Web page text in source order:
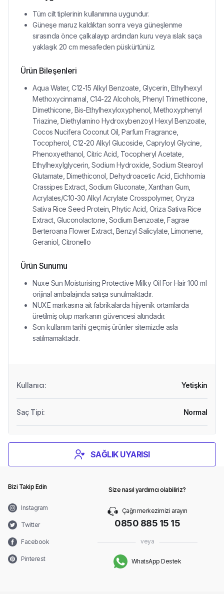
Tüm cilt tiplerinin kullanımına uygundur.
Güneşe maruz kaldıktan sonra veya güneşlenme
sırasında önce çalkalayıp ardından kuru veya ıslak saça
yaklaşık 20 cm mesafeden püskürtünüz.
Ürün Bileşenleri
Aqua Water, C12-15 Alkyl Benzoate, Glycerin, Ethylhexyl
Methoxycinnamal, C14-22 Alcohols, Phenyl Trimethicone,
Dimethicone, Bis-Ethylhexyloxyphenol, Methoxyphenyl
Triazine, Diethylamino Hydroxybenzoyl Hexyl Benzoate,
Cocos Nucifera Coconut Oil, Parfum Fragrance,
Tocopherol, C12-20 Alkyl Glucoside, Capryloyl Glycine,
Phenoxyethanol, Citric Acid, Tocopheryl Acetate,
Ethylhexylglycerin, Sodium Hydroxide, Sodium Stearoyl
Glutamate, Dimethiconol, Dehydroacetic Acid, Eichhornia
Crassipes Extract, Sodium Gluconate, Xanthan Gum,
Acrylates/C10-30 Alkyl Acrylate Crosspolymer, Oryza
Sativa Rice Seed Protein, Phytic Acid, Oriza Sativa Rice
Extract, Gluconolactone, Sodium Benzoate, Fagrae
Berteroana Flower Extract, Benzyl Salicylate, Limonene,
Geraniol, Citronello
Ürün Sunumu
Nuxe Sun Moisturising Protective Milky Oil For Hair 100 ml
orijinal ambalajında satışa sunulmaktadır.
NUXE markasına ait fabrikalarda hijyenik ortamlarda
üretilmiş olup markanın güvencesi altındadır.
Son kullanım tarihi geçmiş ürünler sitemizde asla
satılmamaktadır.
Kullanıcı: Yetişkin
Saç Tipi: Normal
SAĞLIK UYARISI
Bizi Takip Edin
Instagram
Twitter
Facebook
Pinterest
Size nasıl yardımcı olabiliriz?
Çağrı merkezimizi arayın
0850 885 15 15
veya
WhatsApp Destek